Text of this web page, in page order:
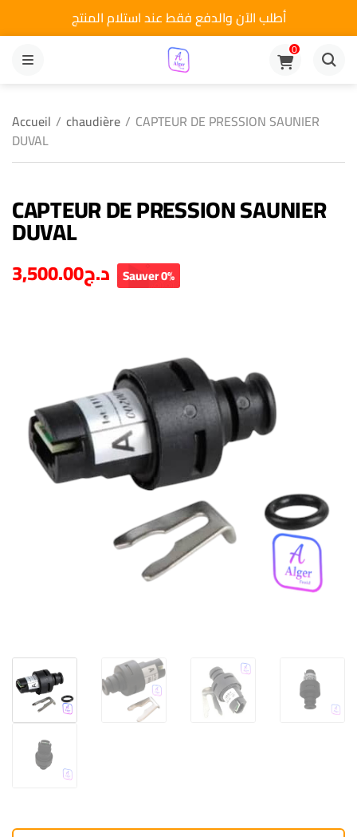
أطلب الآن والدفع فقط عند استلام المنتج
MENU
0
Accueil / chaudière / CAPTEUR DE PRESSION SAUNIER
DUVAL
CAPTEUR DE PRESSION SAUNIER
DUVAL
د.ج3,500.00 Sauver 0%